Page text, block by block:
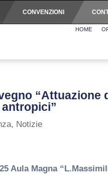
CONVENZIONI
HOME
, Notizie
Aula Magna